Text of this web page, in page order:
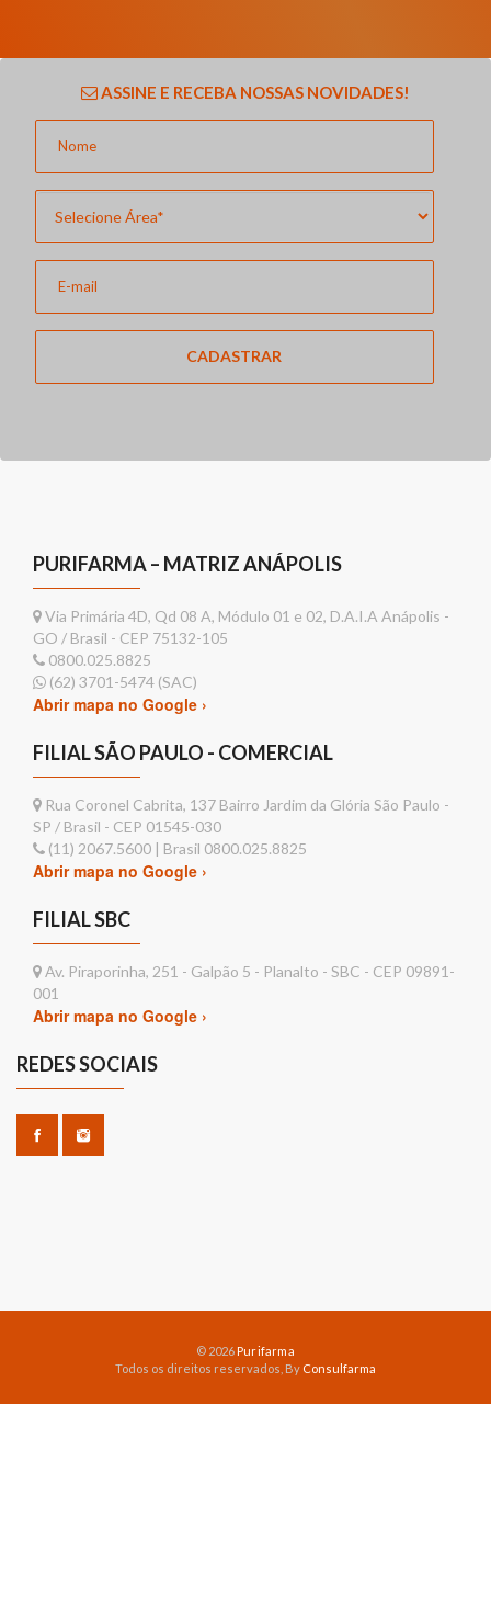
ASSINE E RECEBA NOSSAS NOVIDADES!
CADASTRAR
PURIFARMA – MATRIZ ANÁPOLIS
Via Primária 4D, Qd 08 A, Módulo 01 e 02, D.A.I.A Anápolis -
GO / Brasil - CEP 75132-105
0800.025.8825
(62) 3701-5474 (SAC)
Abrir mapa no Google ›
FILIAL SÃO PAULO - COMERCIAL
Rua Coronel Cabrita, 137 Bairro Jardim da Glória São Paulo -
SP / Brasil - CEP 01545-030
(11) 2067.5600 | Brasil 0800.025.8825
Abrir mapa no Google ›
FILIAL SBC
Av. Piraporinha, 251 - Galpão 5 - Planalto - SBC - CEP 09891-
001
Abrir mapa no Google ›
REDES SOCIAIS
© 2026 Purifarma
Todos os direitos reservados, By Consulfarma